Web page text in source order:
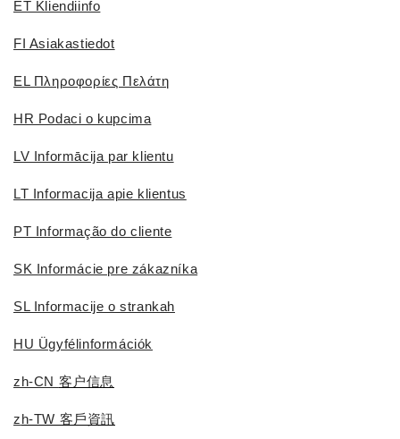
ET Kliendiinfo
FI Asiakastiedot
EL Πληροφορίες Πελάτη
HR Podaci o kupcima
LV Informācija par klientu
LT Informacija apie klientus
PT Informação do cliente
SK Informácie pre zákazníka
SL Informacije o strankah
HU Ügyfélinformációk
zh-CN 客户信息
zh-TW 客戶資訊